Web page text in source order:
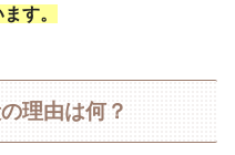
す。
理由は何？